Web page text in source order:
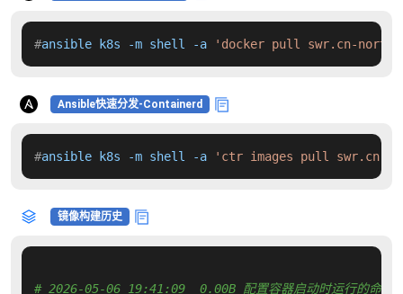
#ansible k8s -m shell -a 'docker pull swr.cn-north-
Ansible快速分发-Containerd
#ansible k8s -m shell -a 'ctr images pull swr.cn-
镜像构建历史
# 2026-05-06 19:41:09  0.00B 配置容器启动时运行的命令